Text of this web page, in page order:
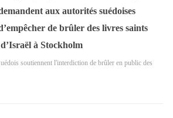
aux autorités suédoises
de brûler des livres saints
à Stockholm
soutiennent l'interdiction de brûler en public des